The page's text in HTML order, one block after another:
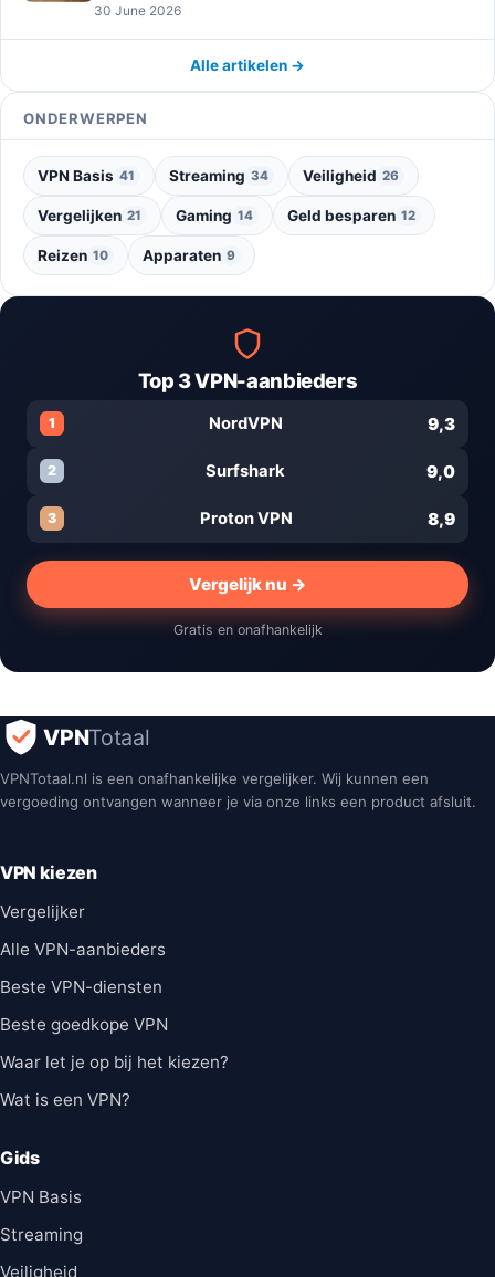
30 June 2026
Alle artikelen →
ONDERWERPEN
VPN Basis 41 Streaming 34 Veiligheid 26
Vergelijken 21 Gaming 14 Geld besparen 12
Reizen 10 Apparaten 9
Top 3 VPN-aanbieders
1 NordVPN 9,3
2 Surfshark 9,0
3 Proton VPN 8,9
Vergelijk nu →
Gratis en onafhankelijk
VPNTotaal
VPNTotaal.nl is een onafhankelijke vergelijker. Wij kunnen een
vergoeding ontvangen wanneer je via onze links een product afsluit.
VPN kiezen
Vergelijker
Alle VPN-aanbieders
Beste VPN-diensten
Beste goedkope VPN
Waar let je op bij het kiezen?
Wat is een VPN?
Gids
VPN Basis
Streaming
Veiligheid